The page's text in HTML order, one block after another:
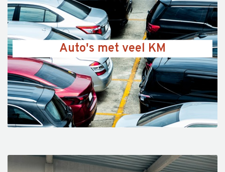
Auto's met veel KM